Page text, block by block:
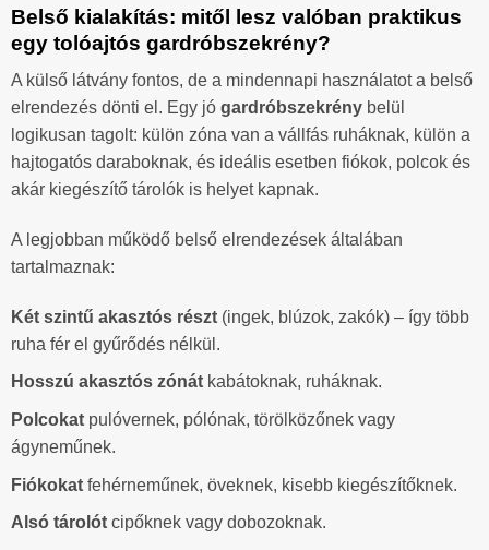
Belső kialakítás: mitől lesz valóban praktikus
egy tolóajtós gardróbszekrény?
A külső látvány fontos, de a mindennapi használatot a belső
elrendezés dönti el. Egy jó gardróbszekrény belül
logikusan tagolt: külön zóna van a vállfás ruháknak, külön a
hajtogatós daraboknak, és ideális esetben fiókok, polcok és
akár kiegészítő tárolók is helyet kapnak.
A legjobban működő belső elrendezések általában
tartalmaznak:
Két szintű akasztós részt (ingek, blúzok, zakók) – így több
ruha fér el gyűrődés nélkül.
Hosszú akasztós zónát kabátoknak, ruháknak.
Polcokat pulóvernek, pólónak, törölközőnek vagy
ágyneműnek.
Fiókokat fehérneműnek, öveknek, kisebb kiegészítőknek.
Alsó tárolót cipőknek vagy dobozoknak.